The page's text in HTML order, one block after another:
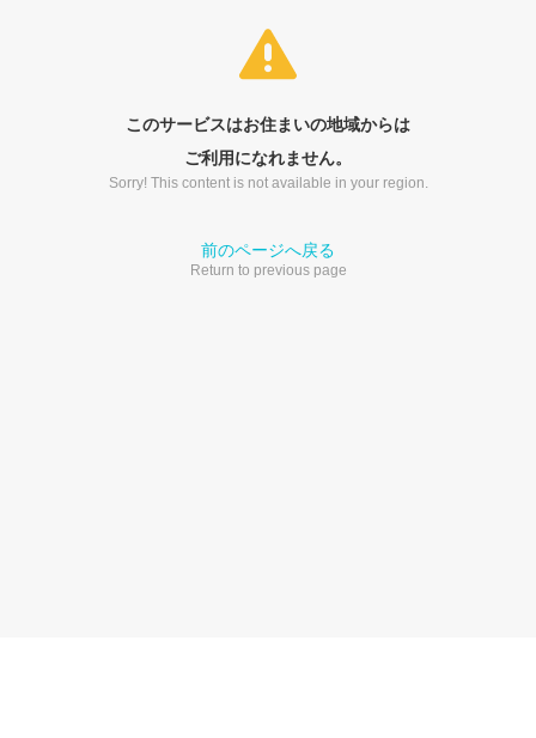
このサービスはお住まいの地域からは
ご利用になれません。
Sorry! This content is not available in your region.
前のページへ戻る
Return to previous page